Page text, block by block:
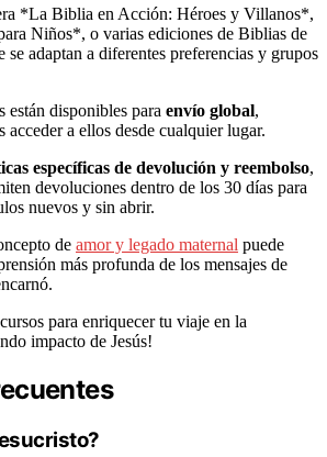
*La Biblia en Acción: Héroes y Villanos*,
Niños*, o varias ediciones de Biblias de
adaptan a diferentes preferencias y grupos
están disponibles para envío global,
acceder a ellos desde cualquier lugar.
específicas de devolución y reembolso,
devoluciones dentro de los 30 días para
nuevos y sin abrir.
de amor y legado maternal puede
más profunda de los mensajes de
para enriquecer tu viaje en la
impacto de Jesús!